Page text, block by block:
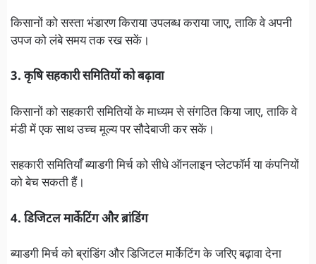
किसानों को सस्ता भंडारण किराया उपलब्ध कराया जाए, ताकि वे अपनी
उपज को लंबे समय तक रख सकें।
3. कृषि सहकारी समितियों को बढ़ावा
किसानों को सहकारी समितियों के माध्यम से संगठित किया जाए, ताकि वे
मंडी में एक साथ उच्च मूल्य पर सौदेबाजी कर सकें।
सहकारी समितियाँ ब्याडगी मिर्च को सीधे ऑनलाइन प्लेटफॉर्म या कंपनियों
को बेच सकती हैं।
4. डिजिटल मार्केटिंग और ब्रांडिंग
ब्याडगी मिर्च को ब्रांडिंग और डिजिटल मार्केटिंग के जरिए बढ़ावा देना